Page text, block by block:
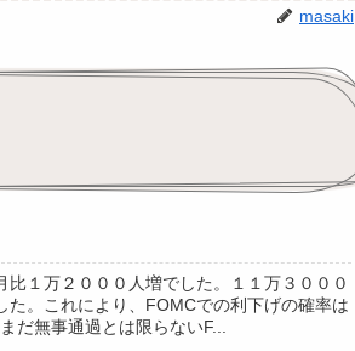
masaki
１万２０００人増でした。１１万３０００
た。これにより、FOMCでの利下げの確率は
だ無事通過とは限らないF...